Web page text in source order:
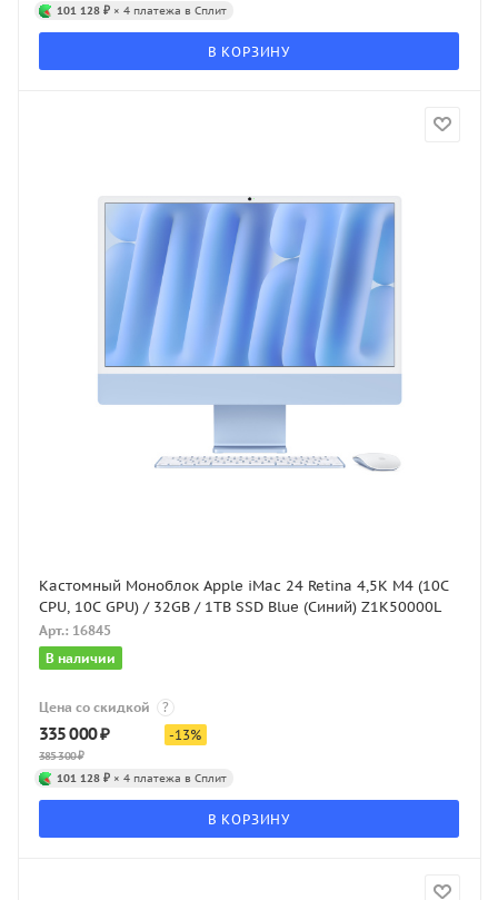
101 128 ₽ × 4 платежа в Сплит
В КОРЗИНУ
Кастомный Моноблок Apple iMac 24 Retina 4,5K M4 (10C
CPU, 10C GPU) / 32GB / 1TB SSD Blue (Синий) Z1K50000L
Арт.: 16845
В наличии
Цена со скидкой ?
335 000₽
385 300₽
-13%
101 128 ₽ × 4 платежа в Сплит
В КОРЗИНУ